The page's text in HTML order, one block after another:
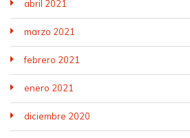
abril 2021
marzo 2021
febrero 2021
enero 2021
diciembre 2020